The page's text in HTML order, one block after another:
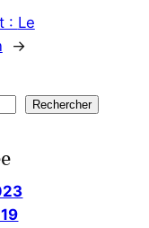
: Le
→
Rechercher